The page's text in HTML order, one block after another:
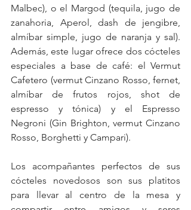
Malbec), o el Margod (tequila, jugo de
zanahoria, Aperol, dash de jengibre,
almíbar simple, jugo de naranja y sal).
Además, este lugar ofrece dos cócteles
especiales a base de café: el Vermut
Cafetero (vermut Cinzano Rosso, fernet,
almíbar de frutos rojos, shot de
espresso y tónica) y el Espresso
Negroni (Gin Brighton, vermut Cinzano
Rosso, Borghetti y Campari).
Los acompañantes perfectos de sus
cócteles novedosos son sus platitos
para llevar al centro de la mesa y